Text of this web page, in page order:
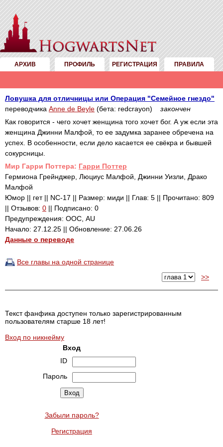
АРХИВ ПРОФИЛЬ РЕГИСТРАЦИЯ ПРАВИЛА
Ловушка для отличницы или Операция "Семейное гнездо"
переводчика Anne de Beyle (бета: redcrayon) закончен
Как говорится - чего хочет женщина того хочет бог. А уж если эта
женщина Джинни Малфой, то ее задумка заранее обречена на
успех. В особенности, если дело касается ее свёкра и бывшей
сокурсницы.
Mир Гарри Поттера: Гарри Поттер
Гермиона Грейнджер, Люциус Малфой, Джинни Уизли, Драко
Малфой
Юмор || гет || NC-17 || Размер: миди || Глав: 5 || Прочитано: 809
|| Отзывов: 0 || Подписано: 0
Предупреждения: ООС, AU
Начало: 27.12.25 || Обновление: 27.06.26
Данные о переводе
Все главы на одной странице
>>
Текст фанфика доступен только зарегистрированным
пользователям старше 18 лет!
Вход по никнейму
Вход
ID
Пароль
Забыли пароль?
Регистрация